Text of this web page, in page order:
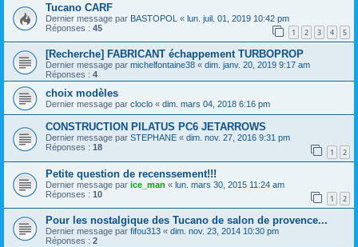
Tucano CARF
Dernier message par BASTOPOL « lun. juil. 01, 2019 10:42 pm
Réponses : 45 1 2 3 4 5
[Recherche] FABRICANT échappement TURBOPROP
Dernier message par michelfontaine38 « dim. janv. 20, 2019 9:17 am
Réponses : 4
choix modèles
Dernier message par cloclo « dim. mars 04, 2018 6:16 pm
CONSTRUCTION PILATUS PC6 JETARROWS
Dernier message par STEPHANE « dim. nov. 27, 2016 9:31 pm
Réponses : 18 1 2
Petite question de recenssement!!!
Dernier message par ice_man « lun. mars 30, 2015 11:24 am
Réponses : 10 1 2
Pour les nostalgique des Tucano de salon de provence...
Dernier message par fifou313 « dim. nov. 23, 2014 10:30 pm
Réponses : 2